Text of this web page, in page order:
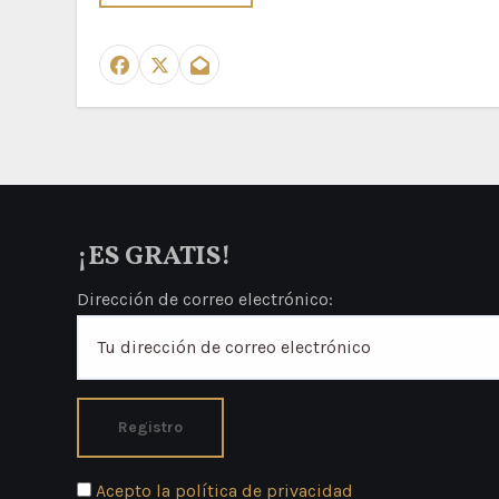
¡ES GRATIS!
Dirección de correo electrónico:
Acepto la política de privacidad